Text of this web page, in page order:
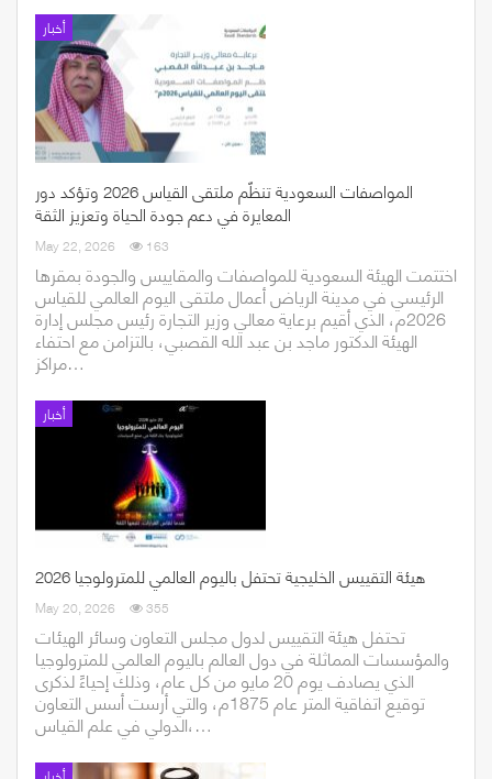
أخبار
المواصفات السعودية تنظّم ملتقى القياس 2026 وتؤكد دور
المعايرة في دعم جودة الحياة وتعزيز الثقة
May 22, 2026 163
اختتمت الهيئة السعودية للمواصفات والمقاييس والجودة بمقرها
الرئيسي في مدينة الرياض أعمال ملتقى اليوم العالمي للقياس
2026م، الذي أقيم برعاية معالي وزير التجارة رئيس مجلس إدارة
الهيئة الدكتور ماجد بن عبد الله القصبي، بالتزامن مع احتفاء
مراكز…
أخبار
هيئة التقييس الخليجية تحتفل باليوم العالمي للمترولوجيا 2026
May 20, 2026 355
تحتفل هيئة التقييس لدول مجلس التعاون وسائر الهيئات
والمؤسسات المماثلة في دول العالم باليوم العالمي للمترولوجيا
الذي يصادف يوم 20 مايو من كل عام، وذلك إحياءً لذكرى
توقيع اتفاقية المتر عام 1875م، والتي أرست أسس التعاون
الدولي في علم القياس،…